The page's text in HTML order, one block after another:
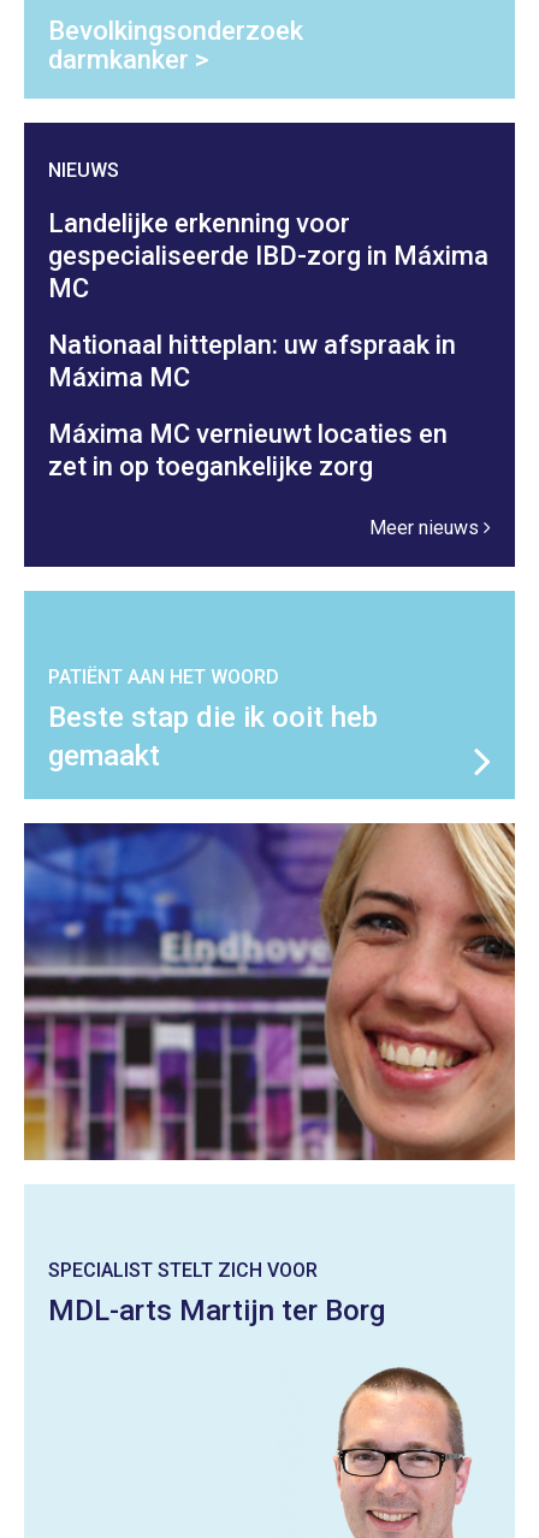
Bevolkingsonderzoek
darmkanker >
NIEUWS
Landelijke erkenning voor
gespecialiseerde IBD-zorg in Máxima
MC
Nationaal hitteplan: uw afspraak in
Máxima MC
Máxima MC vernieuwt locaties en
zet in op toegankelijke zorg
Meer nieuws
PATIËNT AAN HET WOORD
Beste stap die ik ooit heb
gemaakt
SPECIALIST STELT ZICH VOOR
MDL-arts Martijn ter Borg